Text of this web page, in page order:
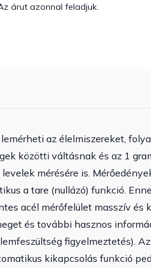
árut azonnal feladjuk.
az élelmiszereket,
közötti váltásnak és az 1
mérésére is.
a tare (nullázó) funkció.
acél mérőfelület masszív és
és további hasznos
figyelmeztetés).
kikapcsolás funkció